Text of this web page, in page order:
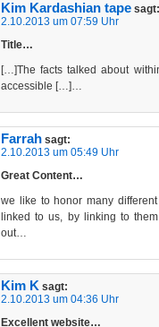
Kim Kardashian tape sagt:
2.10.2013 um 07:59 Uhr
Title…
[…]The facts talked about
accessible […]…
Farrah sagt:
2.10.2013 um 05:49 Uhr
Great Content…
we like to honor many
linked to us, by linking to
out…
Kim K sagt:
2.10.2013 um 04:36 Uhr
Excellent website…